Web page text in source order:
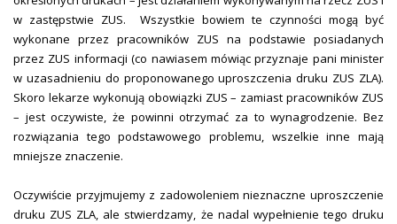
w zastępstwie ZUS.
Wszystkie bowiem te czynności mogą być
wykonane przez pracowników ZUS na podstawie posiadanych
przez ZUS informacji (co nawiasem mówiąc przyznaje pani minister
w uzasadnieniu do proponowanego uproszczenia druku ZUS ZLA).
Skoro lekarze wykonują obowiązki ZUS – zamiast pracowników ZUS
– jest oczywiste, że powinni otrzymać za to wynagrodzenie. Bez
rozwiązania tego podstawowego problemu, wszelkie inne mają
mniejsze znaczenie.
Oczywiście przyjmujemy z zadowoleniem nieznaczne uproszczenie
druku ZUS ZLA, ale stwierdzamy, że nadal wypełnienie tego druku